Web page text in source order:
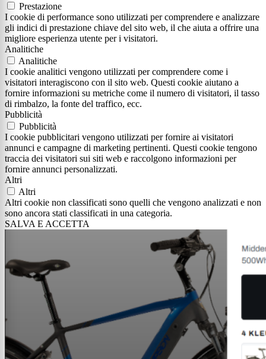
Prestazione
I cookie di performance sono utilizzati per comprendere e analizzare
gli indici di prestazione chiave del sito web, il che aiuta a offrire una
migliore esperienza utente per i visitatori.
Analitiche
Analitiche
I cookie analitici vengono utilizzati per comprendere come i
visitatori interagiscono con il sito web. Questi cookie aiutano a
fornire informazioni su metriche come il numero di visitatori, il tasso
di rimbalzo, la fonte del traffico, ecc.
Pubblicità
Pubblicità
I cookie pubblicitari vengono utilizzati per fornire ai visitatori
annunci e campagne di marketing pertinenti. Questi cookie tengono
traccia dei visitatori sui siti web e raccolgono informazioni per
fornire annunci personalizzati.
Altri
Altri
Altri cookie non classificati sono quelli che vengono analizzati e non
sono ancora stati classificati in una categoria.
SALVA E ACCETTA